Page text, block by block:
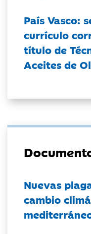
País Vasco:
currículo
título de
Aceites de
Nuevas
cambio